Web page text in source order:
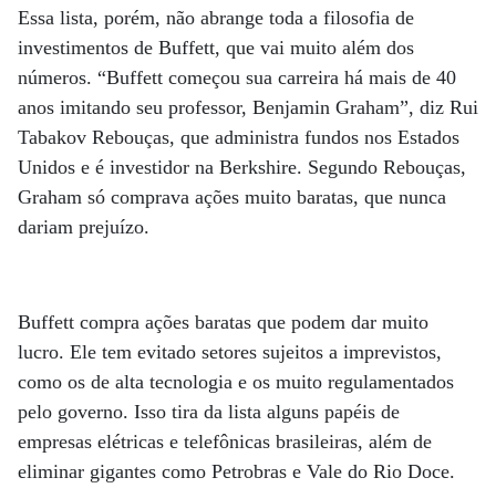
Essa lista, porém, não abrange toda a filosofia de
investimentos de Buffett, que vai muito além dos
números. “Buffett começou sua carreira há mais de 40
anos imitando seu professor, Benjamin Graham”, diz Rui
Tabakov Rebouças, que administra fundos nos Estados
Unidos e é investidor na Berkshire. Segundo Rebouças,
Graham só comprava ações muito baratas, que nunca
dariam prejuízo.
Buffett compra ações baratas que podem dar muito
lucro. Ele tem evitado setores sujeitos a imprevistos,
como os de alta tecnologia e os muito regulamentados
pelo governo. Isso tira da lista alguns papéis de
empresas elétricas e telefônicas brasileiras, além de
eliminar gigantes como Petrobras e Vale do Rio Doce.